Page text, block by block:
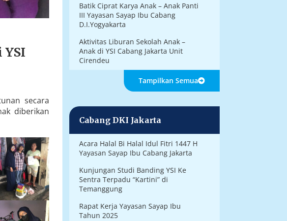
YSI
secara
diberikan
Batik Ciprat Karya Anak – Anak Panti
III Yayasan Sayap Ibu Cabang
D.I.Yogyakarta
Aktivitas Liburan Sekolah Anak –
Anak di YSI Cabang Jakarta Unit
Cirendeu
Tampilkan Semua
Cabang DKI Jakarta
Acara Halal Bi Halal Idul Fitri 1447 H
Yayasan Sayap Ibu Cabang Jakarta
Kunjungan Studi Banding YSI Ke
Sentra Terpadu “Kartini” di
Temanggung
Rapat Kerja Yayasan Sayap Ibu
Tahun 2025